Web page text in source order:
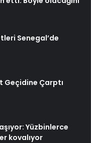
Senegal’de
Geçidine Çarptı
Yüzbinlerce
kovalıyor